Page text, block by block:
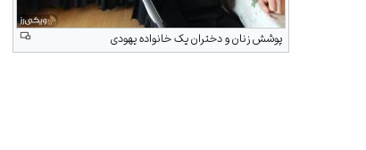
پوشش زنان و دختران یک خانواده یهودی